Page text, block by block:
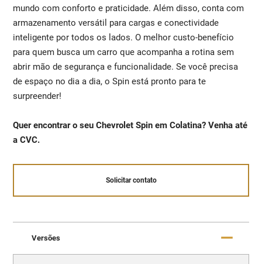
mundo com conforto e praticidade. Além disso, conta com
armazenamento versátil para cargas e conectividade
inteligente por todos os lados. O melhor custo-benefício
para quem busca um carro que acompanha a rotina sem
abrir mão de segurança e funcionalidade. Se você precisa
de espaço no dia a dia, o Spin está pronto para te
surpreender!
Quer encontrar o seu Chevrolet Spin em Colatina? Venha até
a CVC.
Solicitar contato
Versões